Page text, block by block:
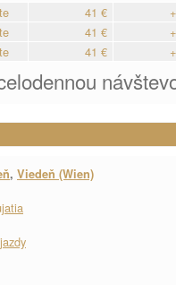
41 €
41 €
41 €
, Viedeň (Wien)